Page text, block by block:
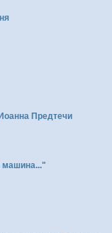
Предтечи
машина..."